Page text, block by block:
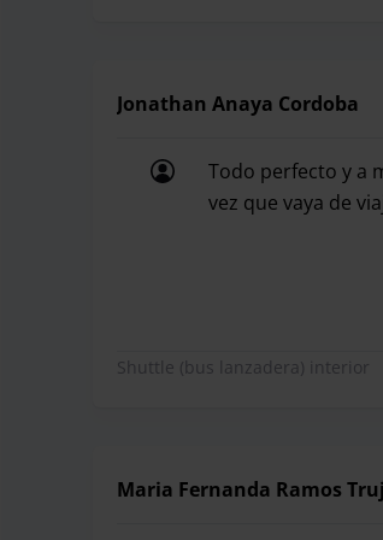
Valencia. Si escoges el
renunciar a la seguridad y el
aparca en Oliveral parking y
garaje a salvo de las
Jonathan Anaya Cordoba
Todo perfecto y a
vez que vaya de
Shuttle (bus lanzadera) interior
Maria Fernanda Ramos